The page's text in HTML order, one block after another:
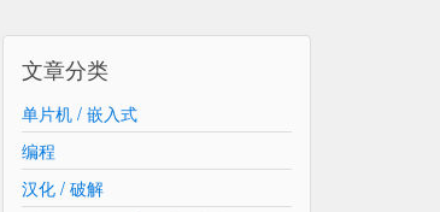
文章分类
单片机 / 嵌入式
编程
汉化 / 破解